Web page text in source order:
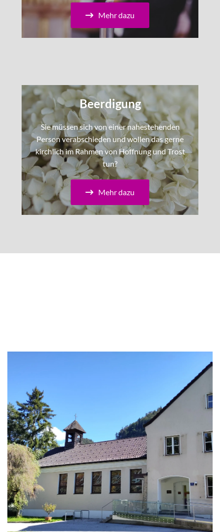
Mehr dazu
Beerdigung
Sie müssen sich von einer nahestehenden
Person verabschieden und wollen das gerne
kirchlich im Rahmen von Hoffnung und Trost
tun?
Mehr dazu